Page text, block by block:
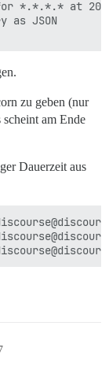
*.*.*.* at
as JSON
zu geben (nur
am Ende
Dauerzeit aus